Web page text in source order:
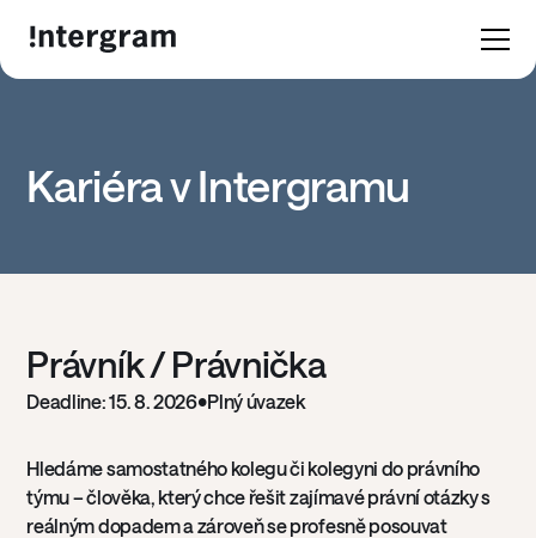
Kariéra v Intergramu
Právník / Právnička
Deadline: 15. 8. 2026•Plný úvazek
Hledáme samostatného kolegu či kolegyni do právního
týmu – člověka, který chce řešit zajímavé právní otázky s
reálným dopadem a zároveň se profesně posouvat